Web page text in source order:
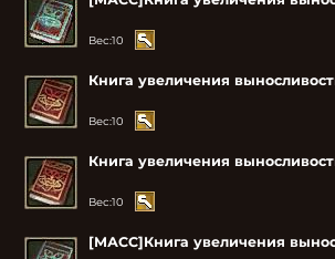
Вес:10
Книга увеличения
Вес:10
Книга увеличения
Вес:10
[МАСС]Книга увеличения